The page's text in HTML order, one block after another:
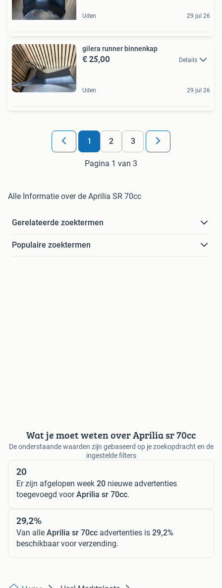
Uden 29 jul 26
gilera runner binnenkap
€ 25,00 Details
Uden 29 jul 26
1 2 3
Pagina 1 van 3
Alle Informatie over de Aprilia SR 70cc
Gerelateerde zoektermen
Populaire zoektermen
Wat je moet weten over Aprilia sr 70cc
De onderstaande waarden zijn gebaseerd op je zoekopdracht en de
ingestelde filters
20
Er zijn afgelopen week 20 nieuwe advertenties
toegevoegd voorAprilia sr 70cc.
29,2%
Van alle Aprilia sr 70cc advertenties is 29,2%
beschikbaar voor verzending.